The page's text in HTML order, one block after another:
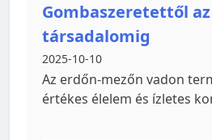
Gombaszeretettől
társadalomig
2025-10-10
Az erdőn-mezőn vadon
értékes élelem és ízletes